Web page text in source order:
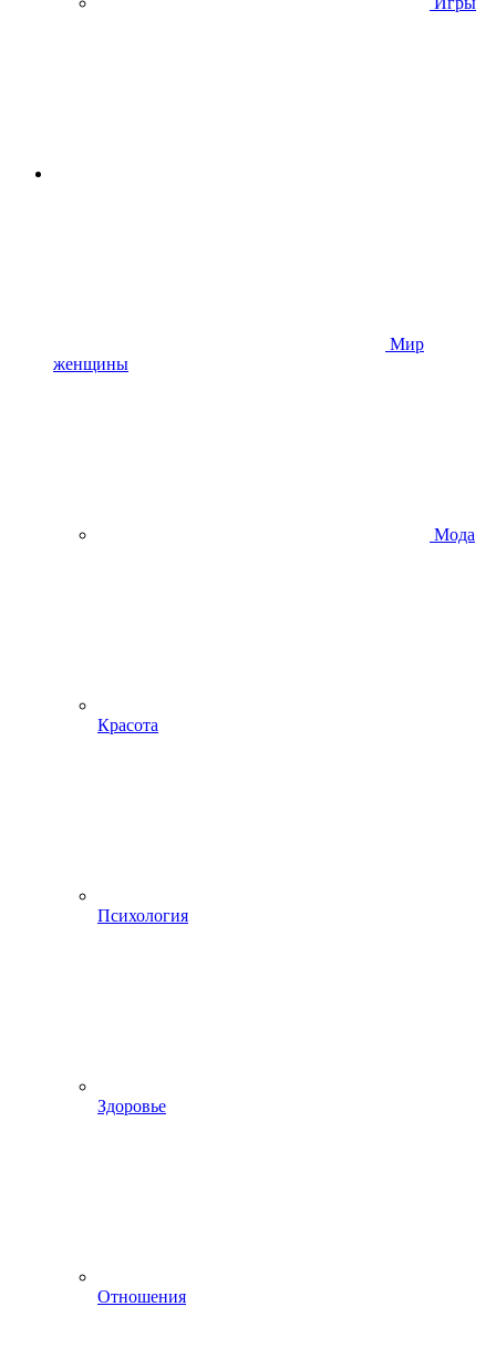
Мир
женщины
Мода
Красота
Психология
Здоровье
Отношения